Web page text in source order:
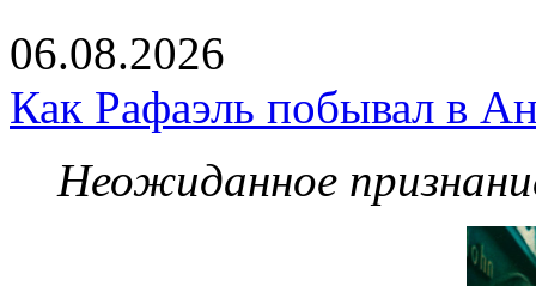
06.08.2026
Как Рафаэль побывал в
Неожиданное